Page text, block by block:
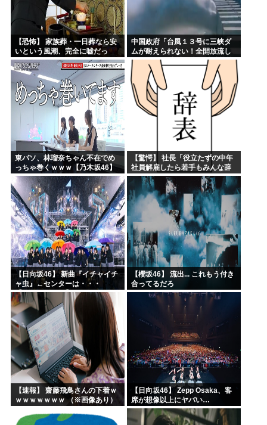
【恐怖】 家族葬・一日葬なら安
いという風潮、完全に嘘だっ
た・・・・
中国政府「台風１３号に三峡ダ
ムが耐えられない！全開放流し
ろ！」⇒ 下流域の街が壊滅状態
ｗｗｗｗｗ
東パソ、林瑠奈ちゃん不在でめ
っちゃ巻くｗｗｗ【乃木坂46】
【驚愕】 社長「役立たずの中年
社員解雇したら若手もみんな辞
めてしまった…」
【日向坂46】 新曲『イチャイチ
ャ虫』←センターは・・・
【18thシングル】
【櫻坂46】 流出... これもう付き
合ってるだろ
【速報】 齋藤飛鳥さんの下着ｗ
ｗｗｗｗｗｗｗ （※画像あり）
【日向坂46】 Zepp Osaka、客
席が想像以上にヤバい…